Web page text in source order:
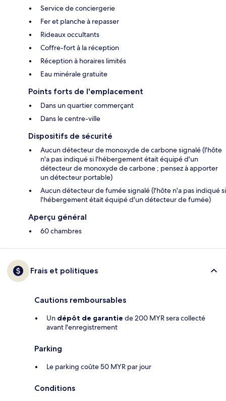
Service de conciergerie
Fer et planche à repasser
Rideaux occultants
Coffre-fort à la réception
Réception à horaires limités
Eau minérale gratuite
Points forts de l'emplacement
Dans un quartier commerçant
Dans le centre-ville
Dispositifs de sécurité
Aucun détecteur de monoxyde de carbone signalé (l'hôte
n'a pas indiqué si l'hébergement était équipé d'un
détecteur de monoxyde de carbone ; pensez à apporter
un détecteur portable)
Aucun détecteur de fumée signalé (l'hôte n'a pas indiqué si
l'hébergement était équipé d'un détecteur de fumée)
Aperçu général
60 chambres
Frais et politiques
Cautions remboursables
Un dépôt de garantie de 200 MYR sera collecté
avant l'enregistrement
Parking
Le parking coûte 50 MYR par jour
Conditions